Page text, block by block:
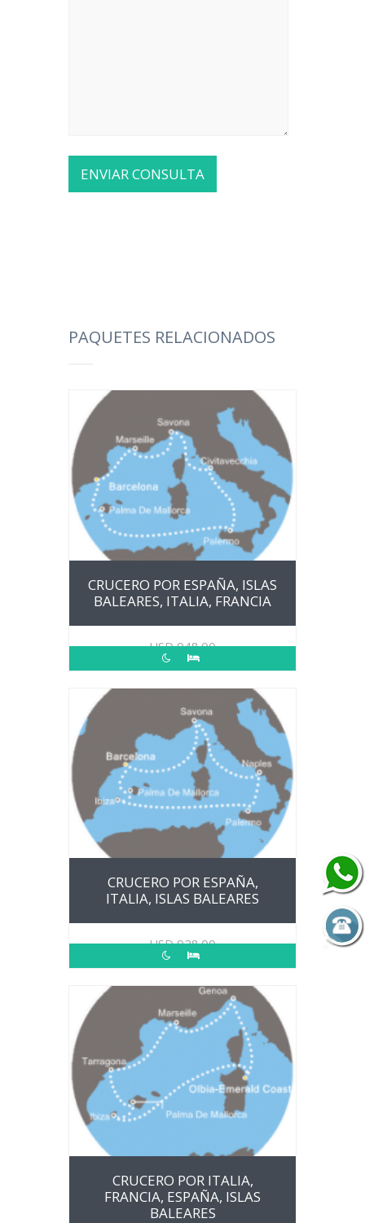
PAQUETES RELACIONADOS
CRUCERO POR ESPAÑA, ISLAS
BALEARES, ITALIA, FRANCIA
USD948.00
CRUCERO POR ESPAÑA,
ITALIA, ISLAS BALEARES
USD928.00
CRUCERO POR ITALIA,
FRANCIA, ESPAÑA, ISLAS
BALEARES